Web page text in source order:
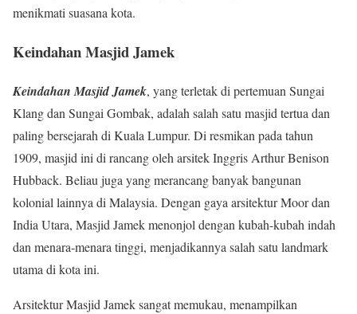
menikmati suasana kota.
Keindahan Masjid Jamek
Keindahan Masjid Jamek, yang terletak di pertemuan Sungai
Klang dan Sungai Gombak, adalah salah satu masjid tertua dan
paling bersejarah di Kuala Lumpur. Di resmikan pada tahun
1909, masjid ini di rancang oleh arsitek Inggris Arthur Benison
Hubback. Beliau juga yang merancang banyak bangunan
kolonial lainnya di Malaysia. Dengan gaya arsitektur Moor dan
India Utara, Masjid Jamek menonjol dengan kubah-kubah indah
dan menara-menara tinggi, menjadikannya salah satu landmark
utama di kota ini.
Arsitektur Masjid Jamek sangat memukau, menampilkan